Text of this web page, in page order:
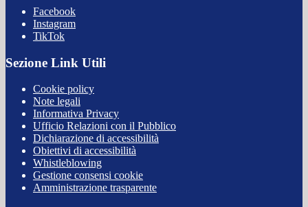
Facebook
Instagram
TikTok
Sezione Link Utili
Cookie policy
Note legali
Informativa Privacy
Ufficio Relazioni con il Pubblico
Dichiarazione di accessibilità
Obiettivi di accessibilità
Whistleblowing
Gestione consensi cookie
Amministrazione trasparente